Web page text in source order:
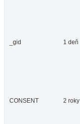
_gid 1 deň
CONSENT 2 roky